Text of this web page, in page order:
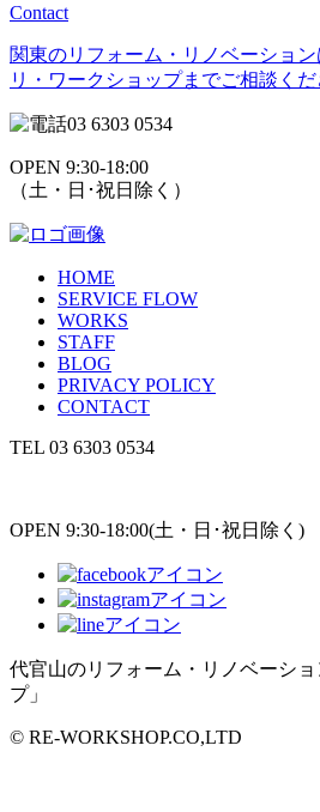
Contact
関東のリフォーム・リノベーション
リ・ワークショップまでご相談くだ
03 6303 0534
OPEN 9:30-18:00
（土・日･祝日除く）
HOME
SERVICE FLOW
WORKS
STAFF
BLOG
PRIVACY POLICY
CONTACT
TEL 03 6303 0534
OPEN 9:30-18:00(土・日･祝日除く)
代官山のリフォーム・リノベーシ
プ」
© RE-WORKSHOP.CO,LTD